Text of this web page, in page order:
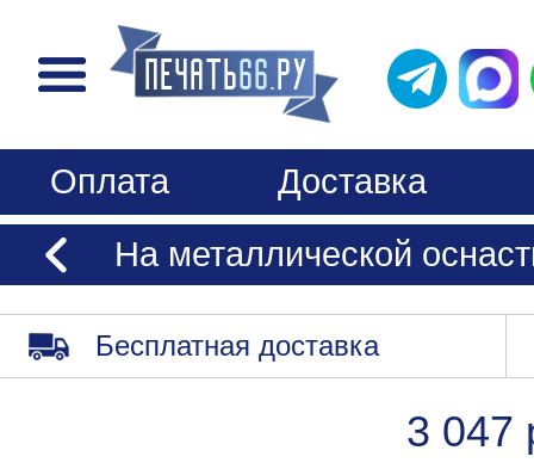
Оплата
Доставка
На металлической
Бесплатная доставка
3 047